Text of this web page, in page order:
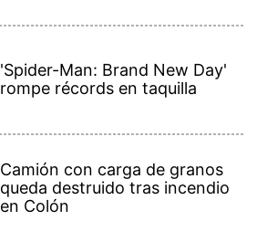
'Spider-Man: Brand New Day'
rompe récords en taquilla
Camión con carga de granos
queda destruido tras incendio
en Colón